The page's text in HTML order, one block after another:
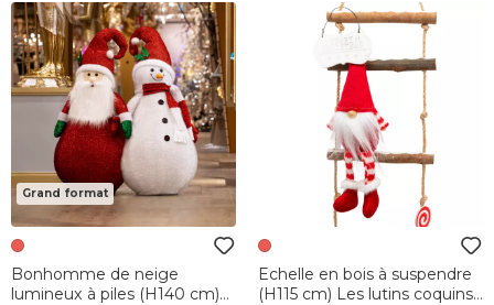
Grand format
Bonhomme de neige
lumineux à piles (H140 cm)
Echelle en bois à suspendre
(H115 cm) Les lutins coquins